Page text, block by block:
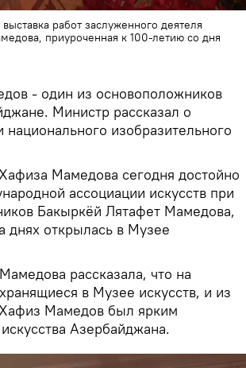
работ заслуженного деятеля
приуроченная к 100-летию со дня
- один из основоположников
Министр рассказал о
национального изобразительного
Мамедова сегодня достойно
ассоциации искусств при
Бакыркёй Лятафет Мамедова,
днях открылась в Музее
рассказала, что на
в Музее искусств, и из
Мамедов был ярким
Азербайджана.